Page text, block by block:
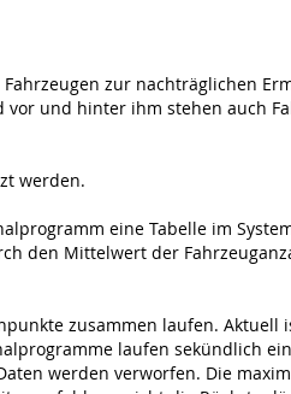
zur nachträglichen
vor und hinter ihm stehen auch
werden.
eine Tabelle im
den Mittelwert der
zusammen laufen. Aktuell
laufen sekündlich
werden verworfen. Die